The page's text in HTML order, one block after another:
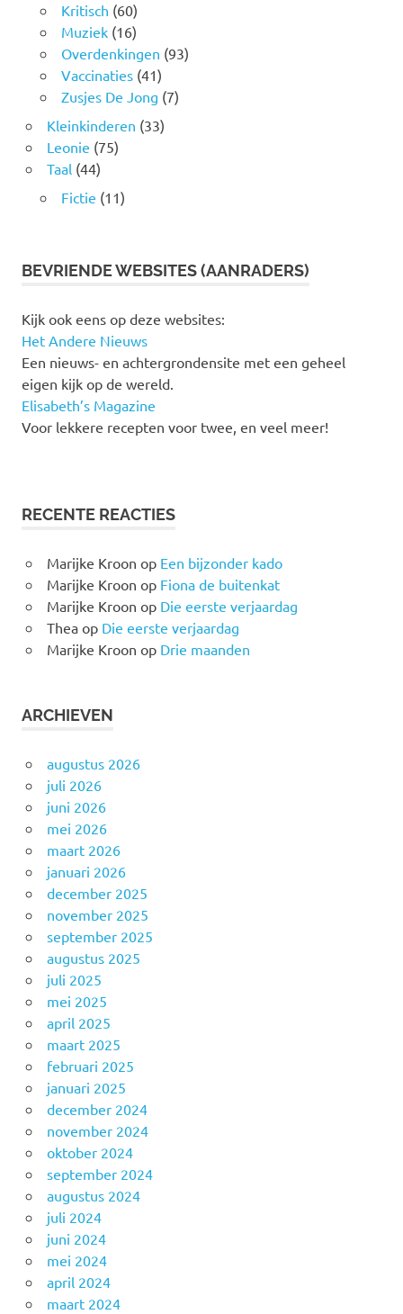
Kritisch (60)
Muziek(16)
Overdenkingen (93)
Vaccinaties(41)
Zusjes De Jong (7)
Kleinkinderen (33)
Leonie (75)
Taal(44)
Fictie (11)
BEVRIENDE WEBSITES (AANRADERS)
Kijk ook eens op deze websites:
Het Andere Nieuws
Een nieuws- en achtergrondensite met een geheel
eigen kijk op de wereld.
Elisabeth’s Magazine
Voor lekkere recepten voor twee, en veel meer!
RECENTE REACTIES
Marijke Kroon op Een bijzonder kado
Marijke Kroon op Fiona de buitenkat
Marijke Kroon op Die eerste verjaardag
Theaop Die eerste verjaardag
Marijke Kroon op Drie maanden
ARCHIEVEN
augustus 2026
juli 2026
juni 2026
mei 2026
maart 2026
januari 2026
december 2025
november 2025
september 2025
augustus 2025
juli 2025
mei 2025
april 2025
maart 2025
februari 2025
januari 2025
december 2024
november 2024
oktober 2024
september 2024
augustus 2024
juli 2024
juni 2024
mei 2024
april 2024
maart 2024